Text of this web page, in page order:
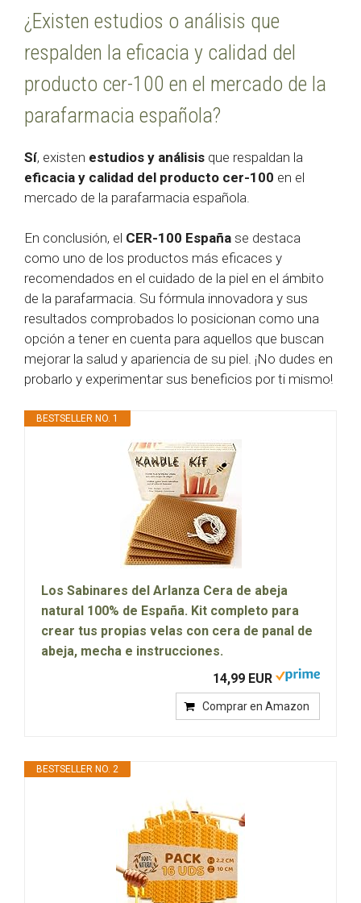
¿Existen estudios o análisis que
respalden la eficacia y calidad del
producto cer-100 en el mercado de la
parafarmacia española?
Sí, existen estudios y análisis que respaldan la
eficacia y calidad del producto cer-100 en el
mercado de la parafarmacia española.
En conclusión, el CER-100 España se destaca
como uno de los productos más eficaces y
recomendados en el cuidado de la piel en el ámbito
de la parafarmacia. Su fórmula innovadora y sus
resultados comprobados lo posicionan como una
opción a tener en cuenta para aquellos que buscan
mejorar la salud y apariencia de su piel. ¡No dudes en
probarlo y experimentar sus beneficios por ti mismo!
BESTSELLER NO. 1
Los Sabinares del Arlanza Cera de abeja
natural 100% de España. Kit completo para
crear tus propias velas con cera de panal de
abeja, mecha e instrucciones.
14,99 EUR
Comprar en Amazon
BESTSELLER NO. 2